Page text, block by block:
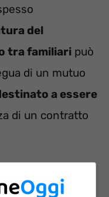
del
tra familiari può
di un mutuo
a essere
di un contratto